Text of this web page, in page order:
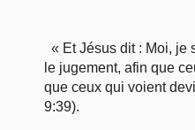
« Et Jésus dit : Moi, je
le jugement, afin que
que ceux qui voient
9:39).